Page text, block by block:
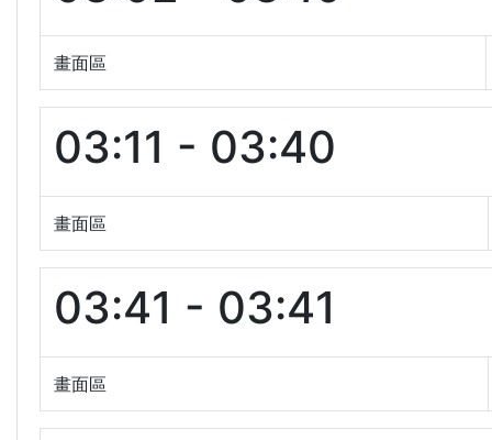
畫面區
03:11 - 03:40
畫面區
03:41 - 03:41
畫面區